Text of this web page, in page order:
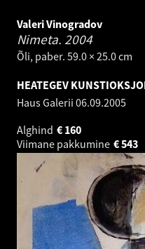
Valeri Vinogradov
Nimeta. 2004
Õli, paber. 59.0 × 25.0 cm
HEATEGEV
Haus Galerii 06.09.2005
Alghind
160
€
Viimane pakkumine
543
€